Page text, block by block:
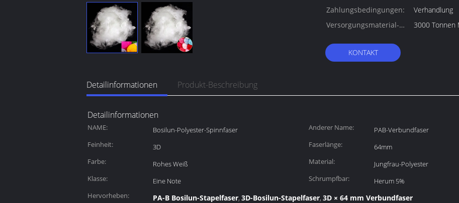
Zahlungsbedingungen:
Verhandlung
Versorgungsmaterial-
3000 Tonnen
KONTAKT
Detailinformationen Produkt-Beschreibung
Detailinformationen
NAME: Bosilun-Polyester-Spinnfaser Anderer Name:
PAB-Verbundfaser
Feinheit:
3D Faserlänge:
64mm
Farbe:
Rohes Weiß Material:
Jungfrau-Polyester
Klasse:
Eine Note Schrumpfbar:
Herum 5%
Hervorheben:
PA-B Bosilun-Stapelfaser, 3D-Bosilun-Stapelfaser, 3D × 64 mm Verbundfaser